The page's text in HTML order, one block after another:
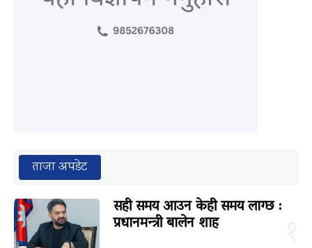
ताजा अपडेट
सही समय आउन केही समय लाग्छ :
प्रधानमन्त्री बालेन शाह